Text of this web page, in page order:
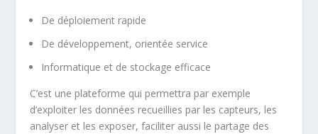
De déploiement rapide
De développement, orientée service
Informatique et de stockage efficace
C’est une plateforme qui permettra par exemple
d’exploiter les données recueillies par les capteurs, les
analyser et les exposer, faciliter aussi le partage des